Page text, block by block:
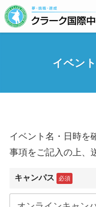
イベン
イベント名・日時を
事項をご記入の上、
キャンパス 必須